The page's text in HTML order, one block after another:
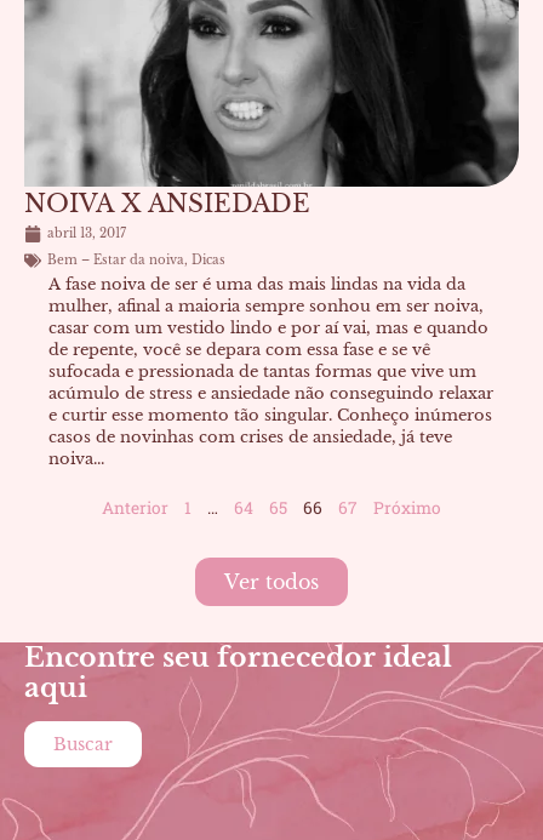
NOIVA X ANSIEDADE
abril 13, 2017
Bem – Estar da noiva, Dicas
A fase noiva de ser é uma das mais lindas na vida da
mulher, afinal a maioria sempre sonhou em ser noiva,
casar com um vestido lindo e por aí vai, mas e quando
de repente, você se depara com essa fase e se vê
sufocada e pressionada de tantas formas que vive um
acúmulo de stress e ansiedade não conseguindo relaxar
e curtir esse momento tão singular. Conheço inúmeros
casos de novinhas com crises de ansiedade, já teve
noiva...
Anterior 1 … 64 65 66 67 Próximo
Ver todos
Encontre seu fornecedor ideal
aqui
Buscar